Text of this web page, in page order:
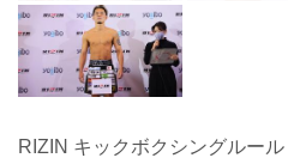
RIZIN キックボクシングルー